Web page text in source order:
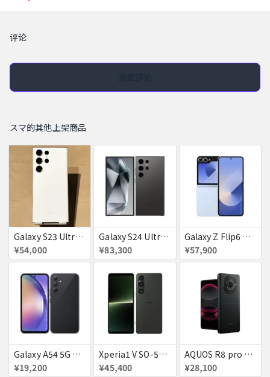
评论
スマ的其他上架商品
Galaxy S23 Ultra SC-52D クリーム docomo 送料無料
¥54,000
Galaxy S24 Ultra SCG26 512GB au チタニウムブラック 送料無料
¥83,300
Galaxy Z Flip6 ブルー 256GB au 送料無料
¥57,900
Galaxy A54 5G SC−23D docomo オーサムグラファイト 送料無料
¥19,200
Xperia1 V SO-51D docomo ブラック 送料無料
¥45,400
AQUOS R8 pro SoftBank 送料無料
¥28,100